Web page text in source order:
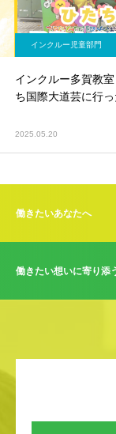
インクルー児童部門
インクルー多賀教
ち国際大道芸に行っ
2025.05.20
働きたいあなたへ
働きたい想いに寄り添